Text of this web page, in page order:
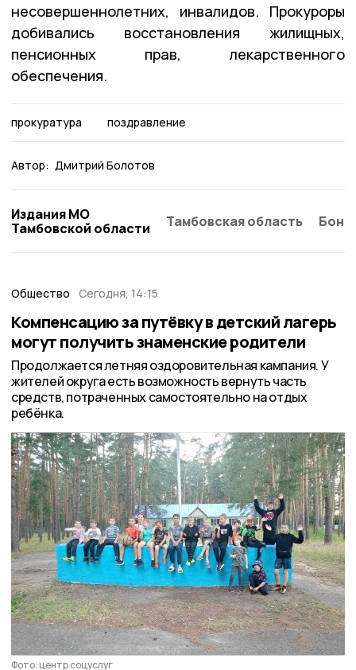
несовершеннолетних, инвалидов. Прокуроры
добивались восстановления жилищных,
пенсионных прав, лекарственного
обеспечения.
прокуратура поздравление
Автор: Дмитрий Болотов
Издания МО
Тамбовской области
Тамбовская область
Общество Сегодня, 14:15
Компенсацию за путёвку в детский лагерь
могут получить знаменские родители
Продолжается летняя оздоровительная кампания. У
жителей округа есть возможность вернуть часть
средств, потраченных самостоятельно на отдых
ребёнка.
Фото: центр соцуслуг